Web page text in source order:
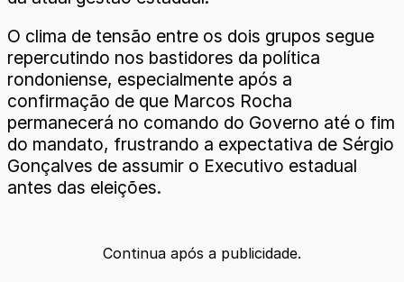
O clima de tensão entre os dois grupos segue
repercutindo nos bastidores da política
rondoniense, especialmente após a
confirmação de que Marcos Rocha
permanecerá no comando do Governo até o fim
do mandato, frustrando a expectativa de Sérgio
Gonçalves de assumir o Executivo estadual
antes das eleições.
Continua após a publicidade.